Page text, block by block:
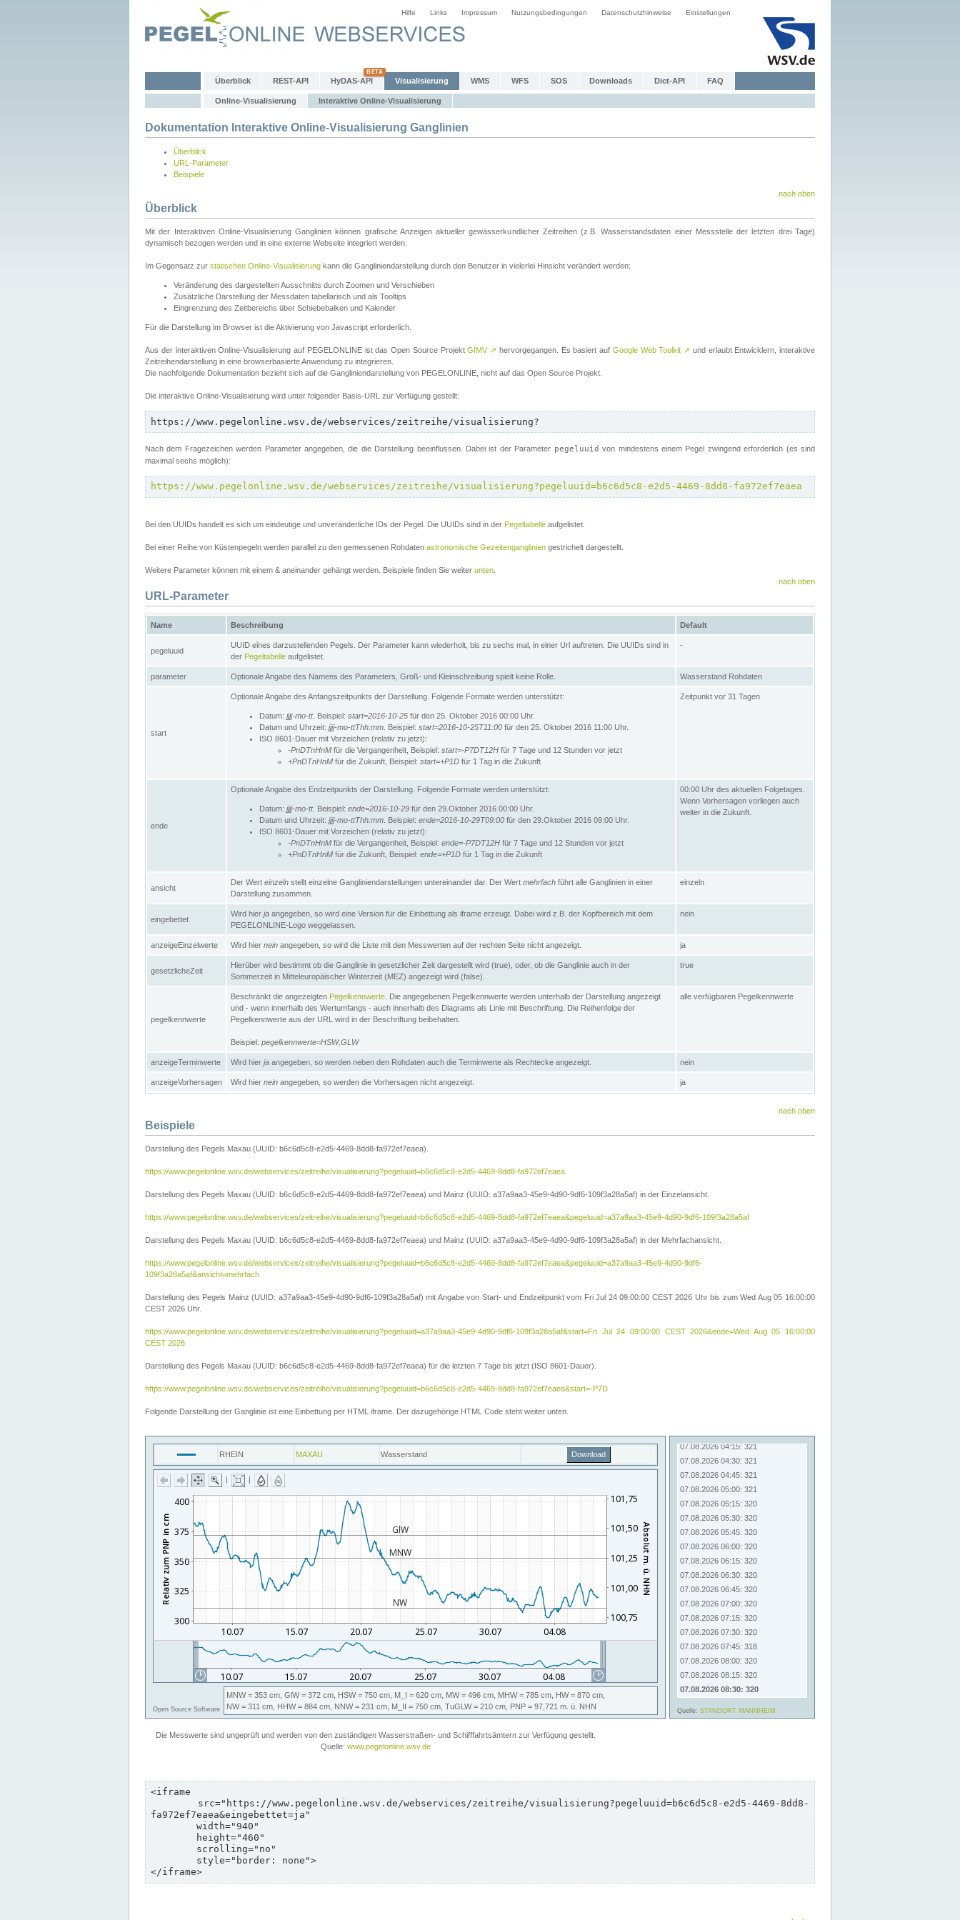
Hilfe Links Impressum Nutzungsbedingungen Datenschutzhinweise Einstellungen
Überblick REST-API HyDAS-API Visualisierung WMS WFS SOS Downloads Dict-API FAQ
Online-Visualisierung Interaktive Online-Visualisierung
Dokumentation Interaktive Online-Visualisierung Ganglinien
Überblick
URL-Parameter
Beispiele
nach oben
Überblick
Mit der Interaktiven Online-Visualisierung Ganglinien können grafische Anzeigen aktueller gewässerkundlicher Zeitreihen (z.B. Wasserstandsdaten einer Messstelle der letzten drei Tage)
dynamisch bezogen werden und in eine externe Webseite integriert werden.
Im Gegensatz zur statischen Online-Visualisierung kann die Gangliniendarstellung durch den Benutzer in vielerlei Hinsicht verändert werden:
Veränderung des dargestellten Ausschnitts durch Zoomen und Verschieben
Zusätzliche Darstellung der Messdaten tabellarisch und als Tooltips
Eingrenzung des Zeitbereichs über Schiebebalken und Kalender
Für die Darstellung im Browser ist die Aktivierung von Javascript erforderlich.
Aus der interaktiven Online-Visualisierung auf PEGELONLINE ist das Open Source ProjektGIMV ↗ hervorgegangen. Es basiert auf Google Web Toolkit ↗ und erlaubt Entwicklern, interaktive
Zeitreihendarstellung in eine browserbasierte Anwendung zu integrieren.
Die nachfolgende Dokumentation bezieht sich auf die Gangliniendarstellung von PEGELONLINE, nicht auf das Open Source Projekt.
Die interaktive Online-Visualisierung wird unter folgender Basis-URL zur Verfügung gestellt:
https://www.pegelonline.wsv.de/webservices/zeitreihe/visualisierung?
Nach dem Fragezeichen werden Parameter angegeben, die die Darstellung beeinflussen. Dabei ist der Parameter pegeluuid von mindestens einem Pegel zwingend erforderlich (es sind
maximal sechs möglich):
https://www.pegelonline.wsv.de/webservices/zeitreihe/visualisierung?pegeluuid=b6c6d5c8-e2d5-4469-8dd8-fa972ef7eaea
Bei den UUIDs handelt es sich um eindeutige und unveränderliche IDs der Pegel. Die UUIDs sind in der Pegeltabelle aufgelistet.
Bei einer Reihe von Küstenpegeln werden parallel zu den gemessenen Rohdaten astronomische Gezeitenganglinien gestrichelt dargestellt.
Weitere Parameter können mit einem & aneinander gehängt werden. Beispiele finden Sie weiter unten
nach oben
URL-Parameter
Name Beschreibung Default
pegeluuid
UUID eines darzustellenden Pegels. Der Parameter kann wiederholt, bis zu sechs mal, in einer Url auftreten. Die UUIDs sind in
der Pegeltabelle aufgelistet.
-
parameter Optionale Angabe des Namens des Parameters, Groß- und Kleinschreibung spielt keine Rolle. Wasserstand Rohdaten
start
Optionale Angabe des Anfangszeitpunkts der Darstellung. Folgende Formate werden unterstützt:
Datum: jjjj-mo-tt. Beispiel: start=2016-10-25 für den 25. Oktober 2016 00:00 Uhr.
Datum und Uhrzeit: jjjj-mo-ttThh:mm . Beispiel: start=2016-10-25T11:00 für den 25. Oktober 2016 11:00 Uhr.
ISO 8601-Dauer mit Vorzeichen (relativ zu jetzt):
-PnDTnHnM für die Vergangenheit, Beispiel: start=-P7DT12H für 7 Tage und 12 Stunden vor jetzt
+PnDTnHnM für die Zukunft, Beispiel: start=+P1D für 1 Tag in die Zukunft
Zeitpunkt vor 31 Tagen
ende
Optionale Angabe des Endzeitpunkts der Darstellung. Folgende Formate werden unterstützt:
Datum: jjjj-mo-tt. Beispiel: ende=2016-10-29 für den 29.Oktober 2016 00:00 Uhr.
Datum und Uhrzeit: jjjj-mo-ttThh:mm . Beispiel: ende=2016-10-29T09:00 für den 29.Oktober 2016 09:00 Uhr.
ISO 8601-Dauer mit Vorzeichen (relativ zu jetzt):
-PnDTnHnM für die Vergangenheit, Beispiel: ende=-P7DT12H für 7 Tage und 12 Stunden vor jetzt
+PnDTnHnM für die Zukunft, Beispiel: ende=+P1D für 1 Tag in die Zukunft
00:00 Uhr des aktuellen Folgetages.
Wenn Vorhersagen vorliegen auch
weiter in die Zukunft.
ansicht
Der Wert einzeln stellt einzelne Gangliniendarstellungen untereinander dar. Der Wert mehrfach führt alle Ganglinien in einer
Darstellung zusammen.
einzeln
eingebettet
Wird hier ja angegeben, so wird eine Version für die Einbettung als iframe erzeugt. Dabei wird z.B. der Kopfbereich mit dem
PEGELONLINE-Logo weggelassen.
nein
anzeigeEinzelwerte Wird hier nein angegeben, so wird die Liste mit den Messwerten auf der rechten Seite nicht angezeigt. ja
gesetzlicheZeit
Hierüber wird bestimmt ob die Ganglinie in gesetzlicher Zeit dargestellt wird (true), oder, ob die Ganglinie auch in der
Sommerzeit in Mitteleuropäischer Winterzeit (MEZ) angezeigt wird (false).
true
pegelkennwerte
Beschränkt die angezeigten Pegelkennwerte . Die angegebenen Pegelkennwerte werden unterhalb der Darstellung angezeigt
und - wenn innerhalb des Wertumfangs - auch innerhalb des Diagrams als Linie mit Beschriftung. Die Reihenfolge der
Pegelkennwerte aus der URL wird in der Beschriftung beibehalten.
Beispiel: pegelkennwerte=HSW,GLW
alle verfügbaren Pegelkennwerte
anzeigeTerminwerte Wird hier ja angegeben, so werden neben den Rohdaten auch die Terminwerte als Rechtecke angezeigt. nein
anzeigeVorhersagen Wird hier nein angegeben, so werden die Vorhersagen nicht angezeigt. ja
nach oben
Beispiele
Darstellung des Pegels Maxau (UUID: b6c6d5c8-e2d5-4469-8dd8-fa972ef7eaea).
https://www.pegelonline.wsv.de/webservices/zeitreihe/visualisierung?pegeluuid=b6c6d5c8-e2d5-4469-8dd8-fa972ef7eaea
Darstellung des Pegels Maxau (UUID: b6c6d5c8-e2d5-4469-8dd8-fa972ef7eaea) und Mainz (UUID: a37a9aa3-45e9-4d90-9df6-109f3a28a5af) in der Einzelansicht.
https://www.pegelonline.wsv.de/webservices/zeitreihe/visualisierung?pegeluuid=b6c6d5c8-e2d5-4469-8dd8-fa972ef7eaea&pegeluuid=a37a9aa3-45e9-4d90-9df6-109f3a28a5af
Darstellung des Pegels Maxau (UUID: b6c6d5c8-e2d5-4469-8dd8-fa972ef7eaea) und Mainz (UUID: a37a9aa3-45e9-4d90-9df6-109f3a28a5af) in der Mehrfachansicht.
https://www.pegelonline.wsv.de/webservices/zeitreihe/visualisierung?pegeluuid=b6c6d5c8-e2d5-4469-8dd8-fa972ef7eaea&pegeluuid=a37a9aa3-45e9-4d90-9df6-
109f3a28a5af&ansicht=mehrfach
Darstellung des Pegels Mainz (UUID: a37a9aa3-45e9-4d90-9df6-109f3a28a5af) mit Angabe von Start- und Endzeitpunkt vom Fri Jul 24 09:00:00 CEST 2026 Uhr bis zum Wed Aug 05 16:00:00
CEST 2026 Uhr.
https://www.pegelonline.wsv.de/webservices/zeitreihe/visualisierung?pegeluuid=a37a9aa3-45e9-4d90-9df6-109f3a28a5af&start=Fri Jul 24 09:00:00 CEST 2026&ende=Wed Aug 05 16:00:00
CEST 2026
Darstellung des Pegels Maxau (UUID: b6c6d5c8-e2d5-4469-8dd8-fa972ef7eaea) für die letzten 7 Tage bis jetzt (ISO 8601-Dauer).
https://www.pegelonline.wsv.de/webservices/zeitreihe/visualisierung?pegeluuid=b6c6d5c8-e2d5-4469-8dd8-fa972ef7eaea&start=-P7D
Folgende Darstellung der Ganglinie ist eine Einbettung per HTML iframe. Der dazugehörige HTML Code steht weiter unten.
<iframe
fa972ef7eaea&eingebettet=ja"
</iframe>